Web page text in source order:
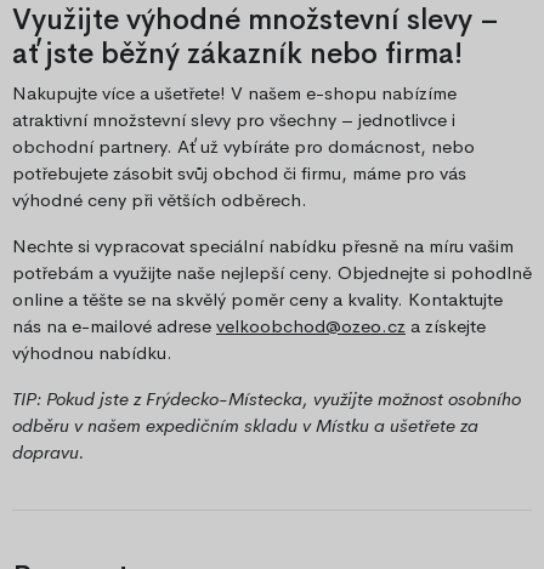
Využijte výhodné množstevní slevy –
ať jste běžný zákazník nebo firma!
Nakupujte více a ušetřete! V našem e-shopu nabízíme
atraktivní množstevní slevy pro všechny – jednotlivce i
obchodní partnery. Ať už vybíráte pro domácnost, nebo
potřebujete zásobit svůj obchod či firmu, máme pro vás
výhodné ceny při větších odběrech.
Nechte si vypracovat speciální nabídku přesně na míru vašim
potřebám a využijte naše nejlepší ceny. Objednejte si pohodlně
online a těšte se na skvělý poměr ceny a kvality. Kontaktujte
nás na e-mailové adrese velkoobchod@ozeo.cz a získejte
výhodnou nabídku.
TIP: Pokud jste z Frýdecko-Místecka, využijte možnost osobního
odběru v našem expedičním skladu v Místku a ušetřete za
dopravu.